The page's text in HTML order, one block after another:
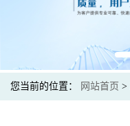
您当前的位置： 网站首页 >